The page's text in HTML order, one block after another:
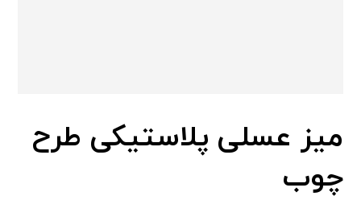
میز عسلی پلاستیکی طرح
چوب